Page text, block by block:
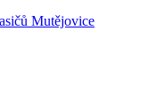
Mutějovice